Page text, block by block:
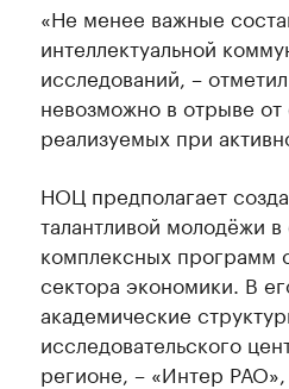
«Не менее важные
интеллектуальной
исследований, –
невозможно в отрыве
реализуемых при
НОЦ предполагает
талантливой молодёжи
комплексных программ
сектора экономики. В
академические
исследовательского
регионе, – «Интер